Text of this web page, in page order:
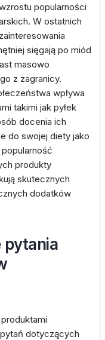
popularności
W ostatnich
sięgają po miód
masowo
z zagranicy.
wpływa
takimi jak pyłek
docenia ich
do swojej diety jako
produkty
skutecznych
dodatków
pytania
dotyczących